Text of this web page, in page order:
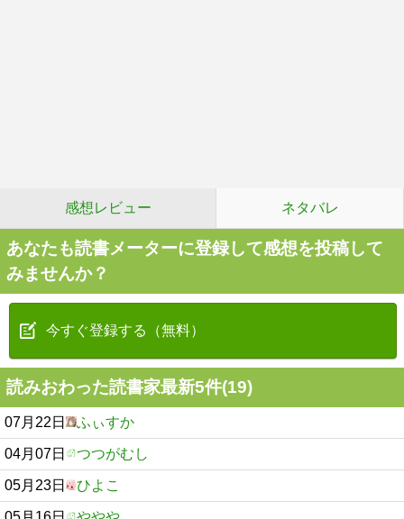
感想レビュー ネタバレ
あなたも読書メーターに登録して感想を投稿して
みませんか？
今すぐ登録する（無料）
読みおわった読書家最新5件(19)
07月22日 ふぃすか
04月07日 つつがむし
05月23日 ひよこ